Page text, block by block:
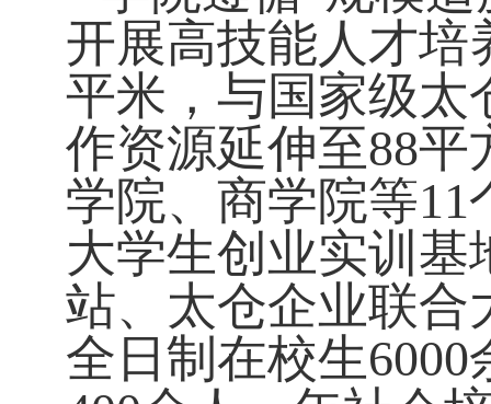
开展高技能人才培
平米，与国家级太
作资源延伸至88平
学院、商学院等11
大学生创业实训
站、太仓企业联合
全日制在校生6000